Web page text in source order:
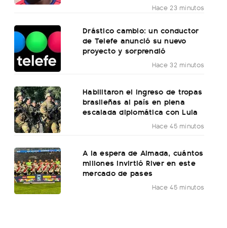
Hace 23 minutos
Drástico cambio: un conductor
de Telefe anunció su nuevo
proyecto y sorprendió
Hace 32 minutos
Habilitaron el ingreso de tropas
brasileñas al país en plena
escalada diplomática con Lula
Hace 45 minutos
A la espera de Almada, cuántos
millones invirtió River en este
mercado de pases
Hace 45 minutos